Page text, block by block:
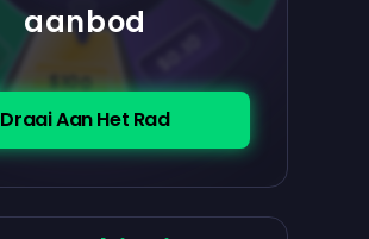
aanbod
Draai Aan Het Rad
$100